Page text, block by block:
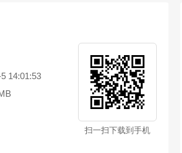
14:01:53
扫一扫下载到手机